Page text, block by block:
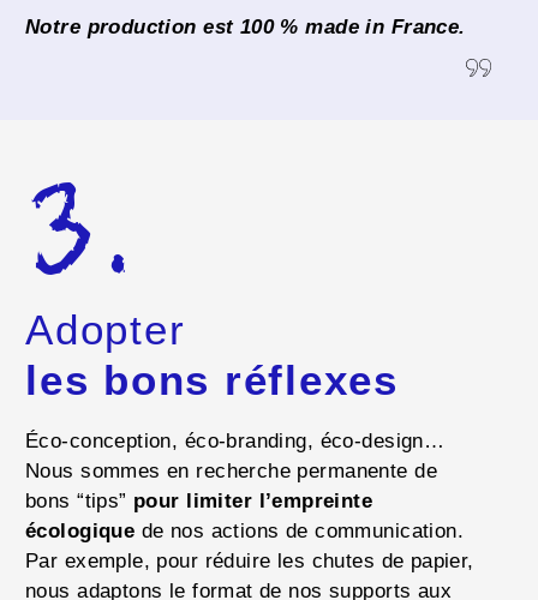
Notre production est 100 % made in France.
3.
Adopter
les bons réflexes
Éco-conception, éco-branding, éco-design…
Nous sommes en recherche permanente de
bons “tips” pour limiter l’empreinte
écologique de nos actions de communication.
Par exemple, pour réduire les chutes de papier,
nous adaptons le format de nos supports aux